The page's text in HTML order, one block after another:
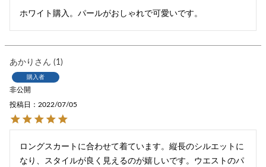
ホワイト購入。パールがおしゃれで可愛いです。
あかり 1
購入者
非公開
投稿日 2022/07/05
ロングスカートに合わせて着ています。縦長のシルエットに
なり、スタイルが良く見えるのが嬉しいです。ウエストのパ